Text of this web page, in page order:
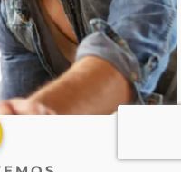
ajudar?